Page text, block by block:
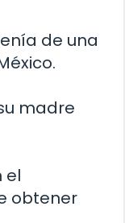
de una
madre
el
obtener